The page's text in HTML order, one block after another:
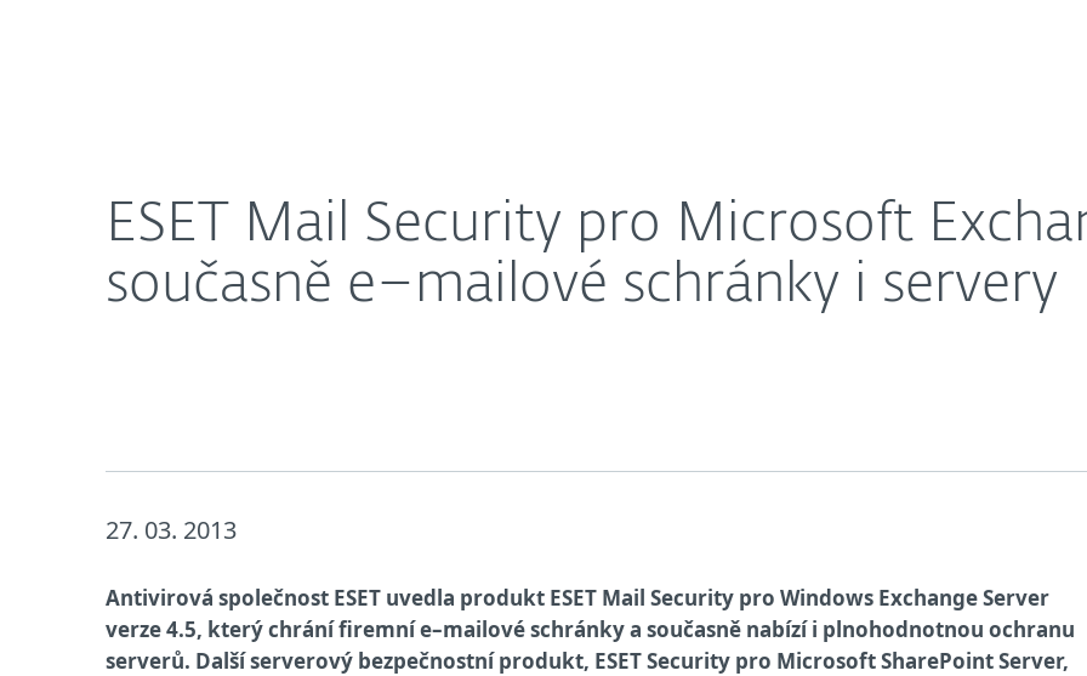
ESET Mail Security pro Microsoft
současně e–mailové schránky i servery
27. 03. 2013
Antivirová společnost ESET uvedla produkt ESET Mail Security pro Windows Exchange Server
verze 4.5, který chrání firemní e–mailové schránky a současně nabízí i plnohodnotnou ochranu
serverů. Další serverový bezpečnostní produkt, ESET Security pro Microsoft SharePoint Server,